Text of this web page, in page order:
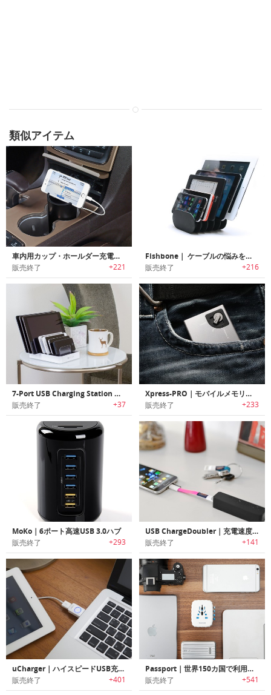
類似アイテム
車内用カップ・ホールダー充電ステーション
販売終了 +221
Fishbone｜ ケーブルの悩みをスッキリ解消する充電ステーション「フィッシュボーン」
販売終了 +216
7-Port USB Charging Station Dock｜7つのポートで複数デバイスを同時に充電
販売終了 +37
Xpress-PRO｜モバイルメモリー/充電ステーション「エクスプレスプロ」
販売終了 +233
MoKo｜6ポート高速USB 3.0ハブ
販売終了 +293
USB ChargeDoubler｜充電速度を2倍にする充電ケーブル「USBチャージダブラー」
販売終了 +141
uCharger｜ハイスピードUSB充電アダプター
販売終了 +401
Passport｜世界150カ国で利用可能な4つのUSBアダプター搭載ユニバーサルトラベルアダプター「パスポート」
販売終了 +541